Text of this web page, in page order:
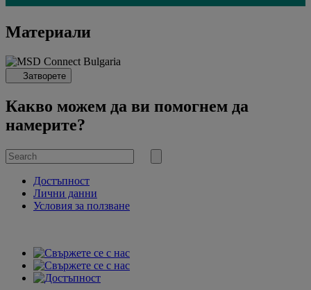
Материали
Затворете
Какво можем да ви помогнем да
намерите?
Search
for
Submit
Достъпност
Лични данни
Условия за ползване